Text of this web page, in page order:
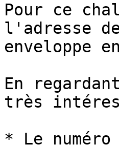
Pour ce
l'adresse
enveloppe
En
très
* Le